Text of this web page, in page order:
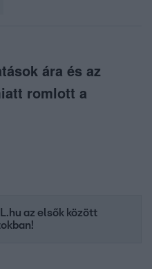
ára és az
romlott a
az elsők között